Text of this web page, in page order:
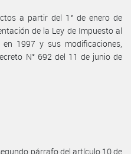
a partir del 1° de enero de
de la Ley de Impuesto al
1997 y sus modificaciones,
N° 692 del 11 de junio de
párrafo del artículo 10 de